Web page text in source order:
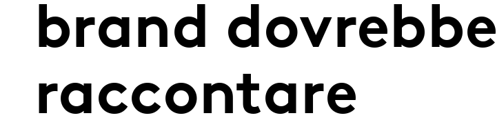
brand
raccontare